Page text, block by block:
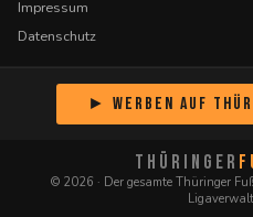
Impressum
Datenschutz
► Werben auf
THÜRINGER
© 2026 · Der gesamte Thüringer